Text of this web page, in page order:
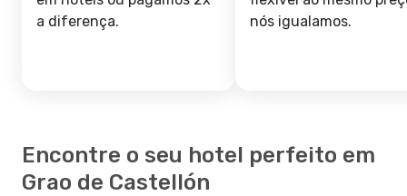
a diferença.
nós igualamos.
Encontre o seu hotel perfeito em
Grao de Castellón